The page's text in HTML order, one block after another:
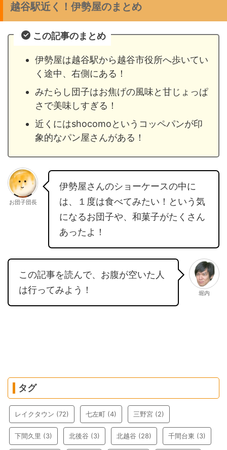
越谷駅近く！伊勢屋のまとめ
この記事のまとめ
伊勢屋は越谷駅から越谷市役所へ歩いてい
く途中、右側にある！
みたらし団子はお焦げの風味と甘じょっぱ
さで美味しすぎる！
近くにはshocomoというコッペパンが印
象的なパン屋さんがある！
お団子団長
伊勢屋さんのショーケースの中に
は、１度は食べてみたい！という気
になるお団子や、和菓子がたくさん
あったよ！
この記事を読んで、お腹が空いた人
は行ってみよう！
堀内
タグ
レイクタウン (72) 七左町 (4) 三野宮 (2)
下間久里 (3) 北後谷 (3) 北越谷 (28) 千間台東 (3)